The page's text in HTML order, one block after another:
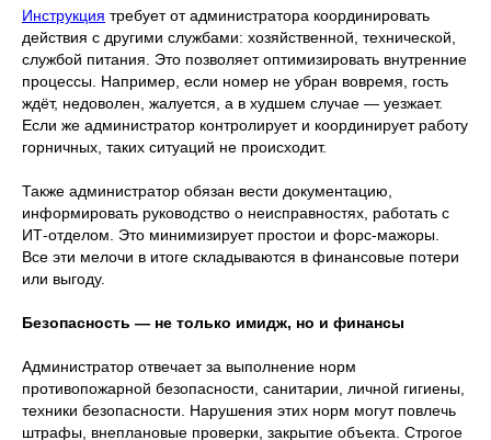
Инструкция требует от администратора координировать
действия с другими службами: хозяйственной, технической,
службой питания. Это позволяет оптимизировать внутренние
процессы. Например, если номер не убран вовремя, гость
ждёт, недоволен, жалуется, а в худшем случае — уезжает.
Если же администратор контролирует и координирует работу
горничных, таких ситуаций не происходит.
Также администратор обязан вести документацию,
информировать руководство о неисправностях, работать с
ИТ-отделом. Это минимизирует простои и форс-мажоры.
Все эти мелочи в итоге складываются в финансовые потери
или выгоду.
Безопасность — не только имидж, но и финансы
Администратор отвечает за выполнение норм
противопожарной безопасности, санитарии, личной гигиены,
техники безопасности. Нарушения этих норм могут повлечь
штрафы, внеплановые проверки, закрытие объекта. Строгое